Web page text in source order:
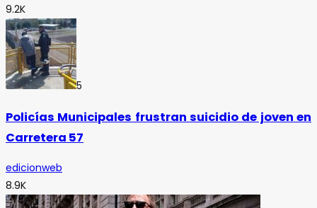
9.2K
5
Policías Municipales frustran suicidio de joven en
Carretera 57
edicionweb
8.9K